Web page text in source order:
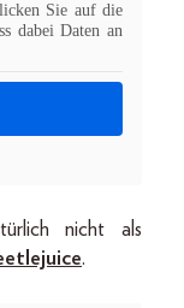
Sie auf die
dabei Daten an
nicht als
.